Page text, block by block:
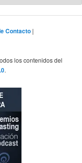
Contacto |
los contenidos del
.